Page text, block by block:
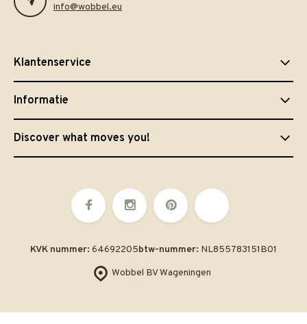
info@wobbel.eu
Klantenservice
Informatie
Discover what moves you!
Wobbel BV Wageningen
KVK nummer: 64692205btw-nummer: NL855783151B01